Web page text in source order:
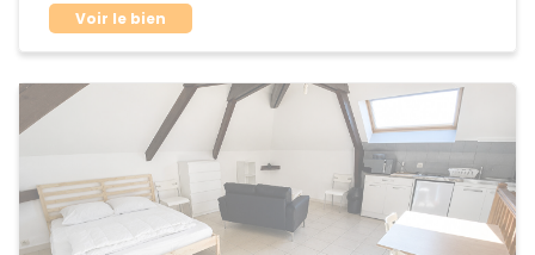
Voir le bien